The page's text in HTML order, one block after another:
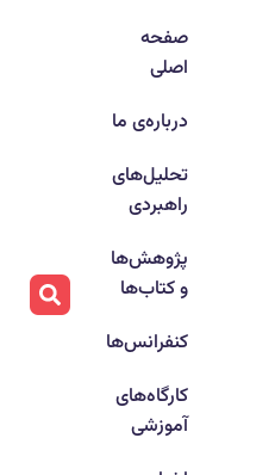
صفحه
اصلی
درباره‌ی ما
تحلیل‌های
راهبردی
پژوهش‌ها
و کتاب‌ها
کنفرانس‌ها
کارگاه‌های
آموزشی